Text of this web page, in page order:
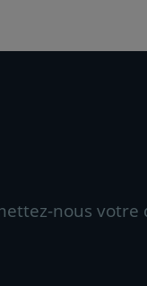
nous votre